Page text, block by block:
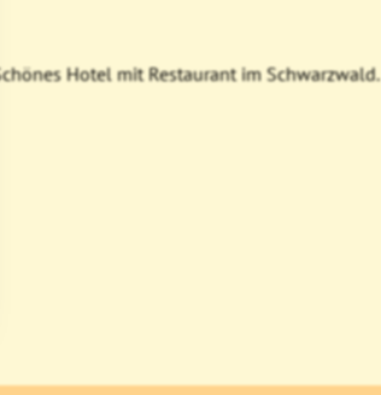
Hotel mit Restaurant im Schwarzwald.